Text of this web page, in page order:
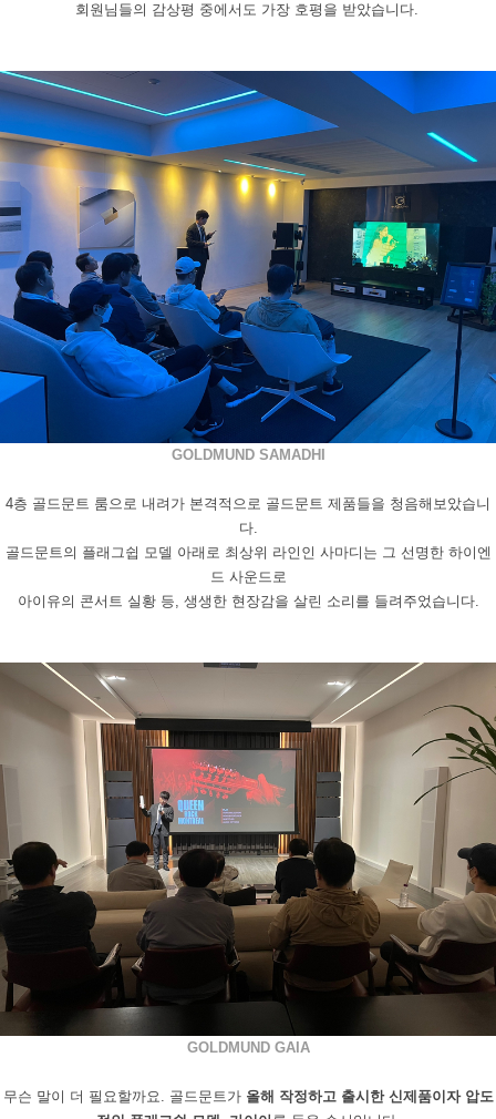
회원님들의 감상평 중에서도 가장 호평을 받았습니다.
GOLDMUND SAMADHI
4층 골드문트 룸으로 내려가 본격적으로 골드문트 제품들을 청음해보았습니
다.
골드문트의 플래그쉽 모델 아래로 최상위 라인인 사마디는 그 선명한 하이엔
드 사운드로
아이유의 콘서트 실황 등, 생생한 현장감을 살린 소리를 들려주었습니다.
GOLDMUND GAIA
무슨 말이 더 필요할까요 골드문트가 올해 작정하고 출시한 신제품이자 압도